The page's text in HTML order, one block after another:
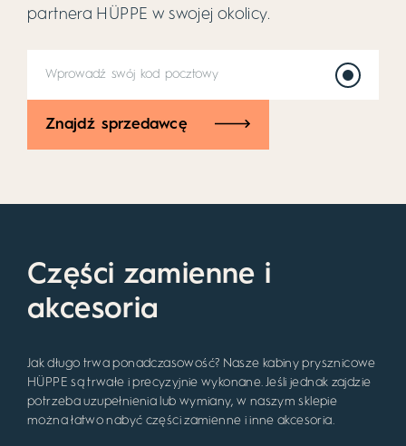
partnera HÜPPE w swojej okolicy.
Znajdź sprzedawcę
Części zamienne i
akcesoria
Jak długo trwa ponadczasowość? Nasze kabiny prysznicowe
HÜPPE są trwałe i precyzyjnie wykonane. Jeśli jednak zajdzie
potrzeba uzupełnienia lub wymiany, w naszym sklepie
można łatwo nabyć części zamienne i inne akcesoria.